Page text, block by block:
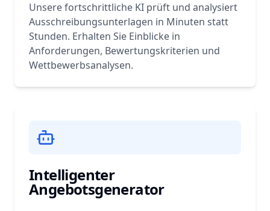
Unsere fortschrittliche KI prüft und analysiert
Ausschreibungsunterlagen in Minuten statt
Stunden. Erhalten Sie Einblicke in
Anforderungen, Bewertungskriterien und
Wettbewerbsanalysen.
Intelligenter
Angebotsgenerator